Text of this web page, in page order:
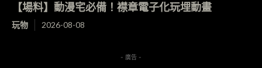
【場料】動漫宅必備！襟章電子化玩埋動畫
玩物 2026-08-08
- 廣告 -